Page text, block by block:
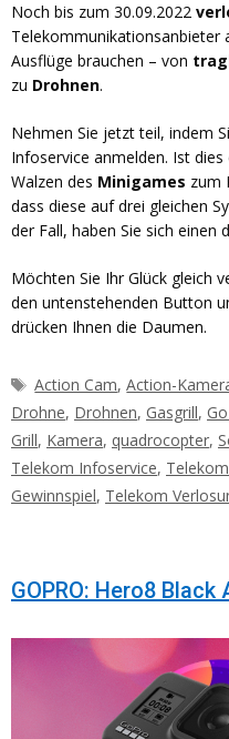
Noch bis zum 30.09.2022
Telekommunikationsanbieter
Ausflüge brauchen – von
zu Drohnen.
Nehmen Sie jetzt teil, indem
Infoservice anmelden. Ist
Walzen des Minigames zum
dass diese auf drei gleichen
der Fall, haben Sie sich einen
Möchten Sie Ihr Glück gleich
den untenstehenden Button
drücken Ihnen die Daumen.
Schlagwörter
Action Cam,Action-
Drohne, Drohnen, Gasgrill,
Grill, Kamera, quadrocopter,
Telekom Infoservice,
Gewinnspiel, Telekom
GOPRO: Hero8